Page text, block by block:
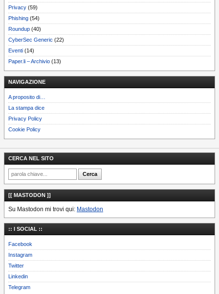
Privacy (59)
Phishing (54)
Roundup (40)
CyberSec Generic (22)
Eventi (14)
Paper.li – Archivio (13)
NAVIGAZIONE
A proposito di…
La stampa dice
Privacy Policy
Cookie Policy
CERCA NEL SITO
[[ MASTODON ]]
Su Mastodon mi trovi qui: Mastodon
:: I SOCIAL ::
Facebook
Instagram
Twitter
Linkedin
Telegram